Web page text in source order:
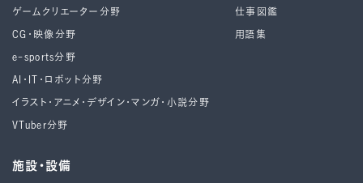
ゲームクリエーター分野
CG・映像分野
e-sports分野
AI・IT・ロボット分野
イラスト・アニメ・デザイン・マンガ・小説分野
VTuber分野
施設・設備
仕事図鑑
用語集